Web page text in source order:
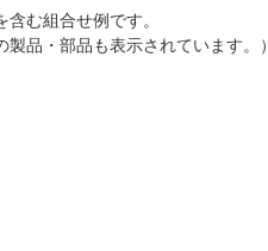
む組合せ例です。
製品・部品も表示されています。）